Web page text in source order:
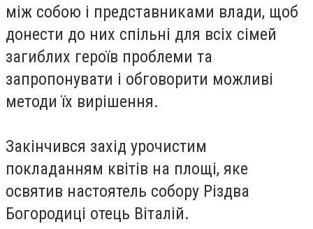
між собою і представниками влади, щоб
донести до них спільні для всіх сімей
загиблих героїв проблеми та
запропонувати і обговорити можливі
методи їх вирішення.
Закінчився захід урочистим
покладанням квітів на площі, яке
освятив настоятель собору Різдва
Богородиці отець Віталій.